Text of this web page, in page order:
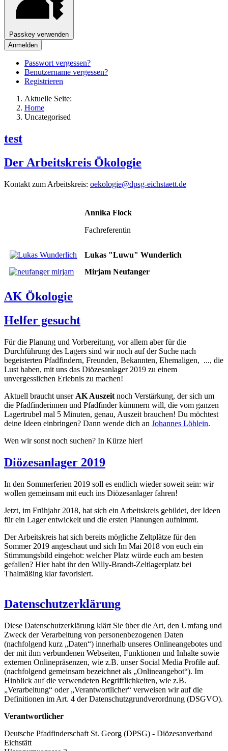
Passkey verwenden
Anmelden
Passwort vergessen?
Benutzername vergessen?
Registrieren
Aktuelle Seite:
Home
Uncategorised
test
Der Arbeitskreis Ökologie
Kontakt zum Arbeitskreis: oekologie@dpsg-eichstaett.de
Annika Flock
Fachreferentin
Lukas "Luwu" Wunderlich
Mirjam Neufanger
AK Ökologie
Helfer gesucht
Für die Planung und Vorbereitung, vor allem aber für die
Durchführung des Lagers sind wir noch auf der Suche nach
begeisterten Pfadfindern, Freunden, Bekannten, Ehemaligen, ..., die
Lust haben, mit uns das Diözesanlager 2019 zu einem
unvergesslichen Erlebnis zu machen!
Aktuell braucht unser AK Auszeit noch Verstärkung, der sich um
die Pfadfinderinnen und Pfadfinder kümmern will, die vom ganzen
Lagertrubel mal 5 Minuten, genau, Auszeit brauchen! Du möchtest
deine Ideen einbringen? Dann wende dich an Johannes Löhlein.
Wen wir sonst noch suchen? In Kürze hier!
Diözesanlager 2019
In den Sommerferien 2019 soll es endlich wieder soweit sein: wir
wollen gemeinsam mit euch ins Diözesanlager fahren!
Jetzt, im Frühjahr 2018, hat sich ein Arbeitskreis gebildet, der Ideen
für ein Lager entwickelt und die ersten Planungen aufnimmt.
Der Arbeitskreis hat sich bereits mögliche Zeltplätze für den
Sommer 2019 angeschaut und sich Im Mai 2018 von euch ein
Stimmungsbild eingehot: welcher Platz würde euch am besten
gefallen? Hier habt ihr den Willy-Brandt-Zeltlagerplatz bei
Thalmäßing klar favorisiert.
Datenschutzerklärung
Diese Datenschutzerklärung klärt Sie über die Art, den Umfang und
Zweck der Verarbeitung von personenbezogenen Daten
(nachfolgend kurz „Daten“) innerhalb unseres Onlineangebotes und
der mit ihm verbundenen Webseiten, Funktionen und Inhalte sowie
externen Onlinepräsenzen, wie z.B. unser Social Media Profile auf.
(nachfolgend gemeinsam bezeichnet als „Onlineangebot“). Im
Hinblick auf die verwendeten Begrifflichkeiten, wie z.B.
„Verarbeitung“ oder „Verantwortlicher“ verweisen wir auf die
Definitionen im Art. 4 der Datenschutzgrundverordnung (DSGVO).
Verantwortlicher
Deutsche Pfadfinderschaft St. Georg (DPSG) - Diözesanverband
Eichstätt